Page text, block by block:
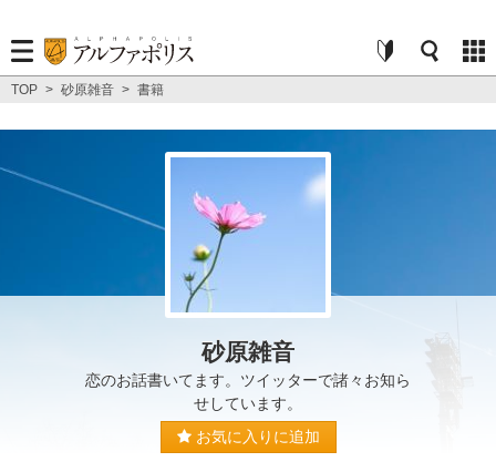
TOP > 砂原雑音 > 書籍
砂原雑音
恋のお話書いてます。ツイッターで諸々お知ら
せしています。
お気に入りに追加